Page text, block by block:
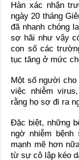
Hàn xác nhận
ngày 20 tháng
đã nhanh chóng
sợ hãi như vậy
con số các
tục tăng ở mức
Một số người
việc nhiễm
rằng họ sợ đi ra
Đặc biệt, những
ngờ nhiễm
mạnh mẽ hơn
từ sự cô lập kéo